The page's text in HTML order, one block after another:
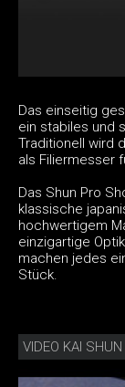
Das einseitig
ein stabiles und
Traditionell wird
als Filiermesser
Das Shun Pro
klassische
hochwertigem
einzigartige
machen jedes
Stück.
VIDEO KAI